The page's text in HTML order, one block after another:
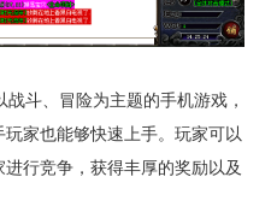
斗、冒险为主题的手机游戏，
家也能够快速上手。玩家可以
行竞争，获得丰厚的奖励以及